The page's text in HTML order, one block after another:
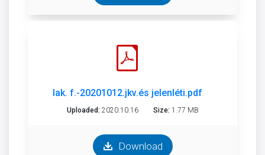
lak. f.-20201012.jkv.és jelenléti.pdf
Uploaded: 2020.10.16 Size: 1.77 MB
Download